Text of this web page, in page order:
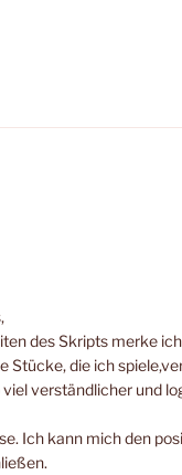
des Skripts merke
Stücke, die ich
verständlicher und
Ich kann mich den